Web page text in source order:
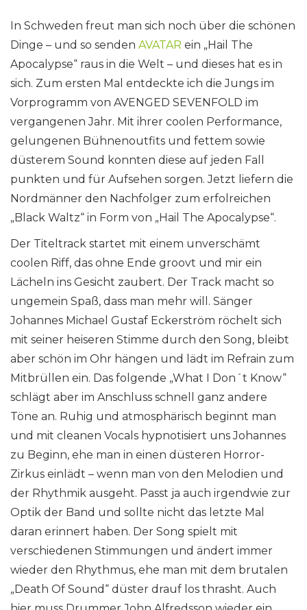
In Schweden freut man sich noch über die schönen
Dinge – und so senden AVATAR ein „Hail The
Apocalypse“ raus in die Welt – und dieses hat es in
sich. Zum ersten Mal entdeckte ich die Jungs im
Vorprogramm von AVENGED SEVENFOLD im
vergangenen Jahr. Mit ihrer coolen Performance,
gelungenen Bühnenoutfits und fettem sowie
düsterem Sound konnten diese auf jeden Fall
punkten und für Aufsehen sorgen. Jetzt liefern die
Nordmänner den Nachfolger zum erfolreichen
„Black Waltz“ in Form von „Hail The Apocalypse“.
Der Titeltrack startet mit einem unverschämt
coolen Riff, das ohne Ende groovt und mir ein
Lächeln ins Gesicht zaubert. Der Track macht so
ungemein Spaß, dass man mehr will. Sänger
Johannes Michael Gustaf Eckerström röchelt sich
mit seiner heiseren Stimme durch den Song, bleibt
aber schön im Ohr hängen und lädt im Refrain zum
Mitbrüllen ein. Das folgende „What I Don´t Know“
schlägt aber im Anschluss schnell ganz andere
Töne an. Ruhig und atmosphärisch beginnt man
und mit cleanen Vocals hypnotisiert uns Johannes
zu Beginn, ehe man in einen düsteren Horror-
Zirkus einlädt – wenn man von den Melodien und
der Rhythmik ausgeht. Passt ja auch irgendwie zur
Optik der Band und sollte nicht das letzte Mal
daran erinnert haben. Der Song spielt mit
verschiedenen Stimmungen und ändert immer
wieder den Rhythmus, ehe man mit dem brutalen
„Death Of Sound“ düster drauf los thrasht. Auch